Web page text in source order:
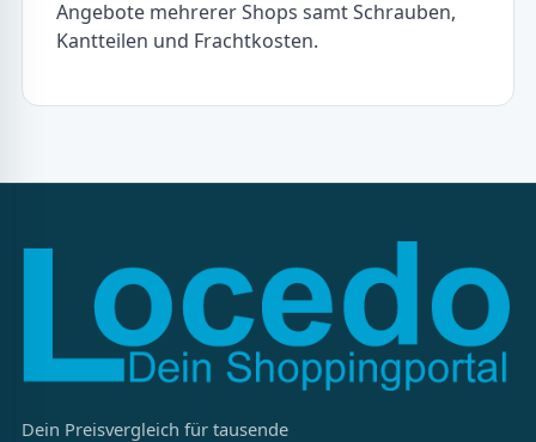
Angebote mehrerer Shops samt Schrauben,
Kantteilen und Frachtkosten.
Dein Preisvergleich für tausende